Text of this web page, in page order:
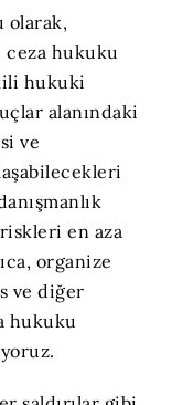
olarak,
hukuku
hukuki
alanındaki
ve
en aza
organize
ve diğer
hukuku